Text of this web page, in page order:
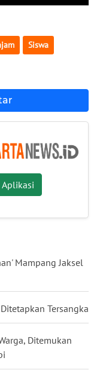
Siswa
Mampang Jaksel
Tersangka
Ditemukan